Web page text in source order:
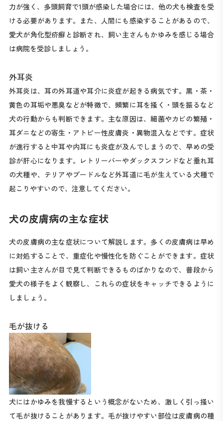
力が強く、多頭飼育で1頭が感染した場合には、他の犬も検査を受
ける必要があります。また、人間にも感染することがあるので、
愛犬が角化型疥癬と診断され、飼い主さんもかゆみを感じる場合
は病院を受診しましょう。
外耳炎
外耳炎は、耳の外耳道や耳介に炎症が起きる病気です。黒・茶・
黄色の耳垢や悪臭などが特徴で、頻繁に耳を掻く・頭を振るなど
犬の行動からも判断できます。主な原因は、細菌やカビの繁殖・
耳ダニなどの寄生・アトピー性皮膚炎・異物混入などです。症状
が進行すると中耳や内耳にも炎症が及んでしまうので、早めの受
診が肝心になります。レトリーバーやダックスフンドなど垂れ耳
の犬種や、テリアやプードルなど外耳道に毛が生えている犬種で
起こりやすいので、注意してください。
犬の皮膚病の主な症状
犬の皮膚病の主な症状について解説します。多くの皮膚病は早め
に対処することで、重症化や慢性化を防ぐことができます。症状
は飼い主さんが目で見て判断できるものばかりなので、普段から
愛犬の様子をよく観察し、これらの症状をキャッチできるように
しましょう。
毛が抜ける
犬にはかゆみを我慢するという概念がないため、激しく引っ掻い
て毛が抜けることがあります。毛が抜けやすい部位は皮膚病の種